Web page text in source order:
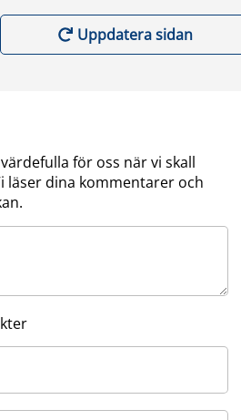
Uppdatera sidan
för oss när vi skall
läser dina kommentarer och